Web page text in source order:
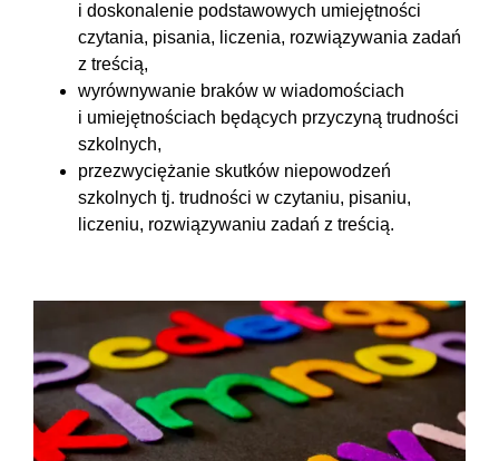
i doskonalenie podstawowych umiejętności
czytania, pisania, liczenia, rozwiązywania zadań
z treścią,
wyrównywanie braków w wiadomościach
i umiejętnościach będących przyczyną trudności
szkolnych,
przezwyciężanie skutków niepowodzeń
szkolnych tj. trudności w czytaniu, pisaniu,
liczeniu, rozwiązywaniu zadań z treścią.